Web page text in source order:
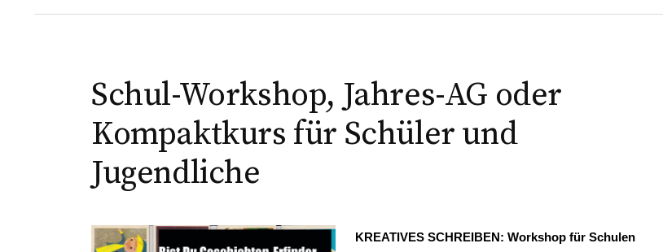
Schul-Workshop, Jahres-AG oder
Kompaktkurs für Schüler und
Jugendliche
KREATIVES SCHREIBEN: Workshop für Schulen